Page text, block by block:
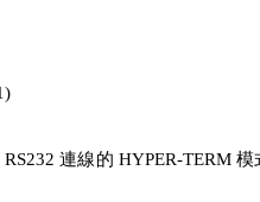
連線的 HYPER-TERM